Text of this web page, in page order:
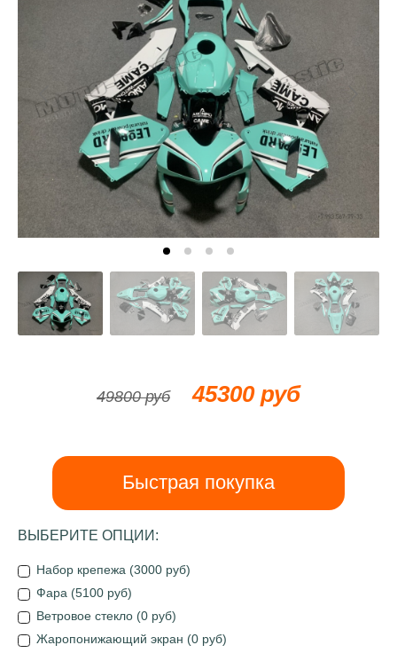
49800 руб 45300 руб
Быстрая покупка
ВЫБЕРИТЕ ОПЦИИ:
Набор крепежа (3000 руб)
Фара (5100 руб)
Ветровое стекло (0 руб)
Жаропонижающий экран (0 руб)